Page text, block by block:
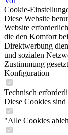
Cookie-
Diese Website
Website
die den Komfort
Direktwerbung
und sozialen
Zustimmung
Konfiguration
Technisch
Diese Cookies
"Alle Cookies